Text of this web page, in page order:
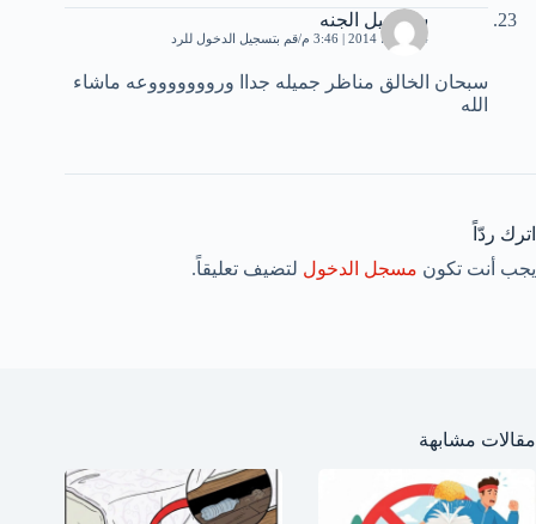
سلسبيل الجنه
4 مارس، 2014 | 3:46 م قم بتسجيل الدخول للرد
سبحان الخالق مناظر جميله جداا وروووووووعه ماشاء
الله
اترك ردّاً
يجب أنت تكون مسجل الدخول لتضيف تعليقاً.
مقالات مشابهة